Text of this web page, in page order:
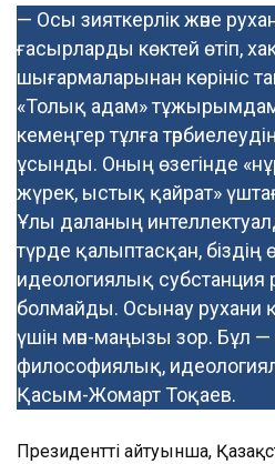
— Осы зияткерлік және
ғасырларды көктей өтіп,
шығармаларынан көрініс
«Толық адам»
кемеңгер тұлға
ұсынды. Оның өзегінде
жүрек, ыстық қайрат»
Ұлы даланың
түрде қалыптасқан, біздің
идеологиялық субстанция
болмайды. Осынау рухани
үшін мән-маңызы зор. Бұл —
философиялық,
Қасым-Жомарт Тоқаев.
Президенттің айтуынша,